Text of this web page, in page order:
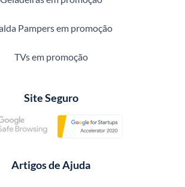
Pampers em promoção
TVs em promoção
Site Seguro
Artigos de Ajuda